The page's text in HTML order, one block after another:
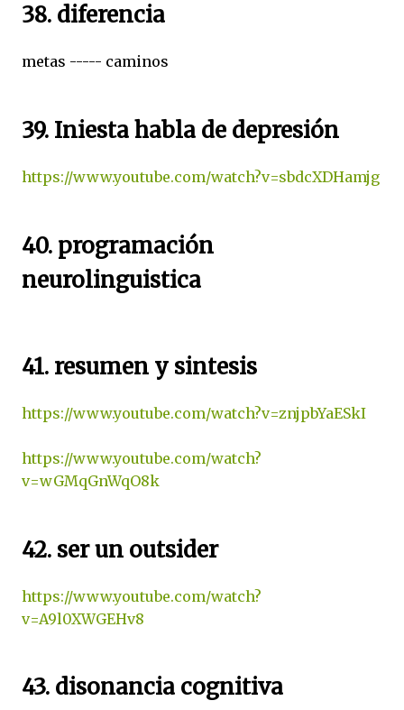
38. diferencia
metas ----- caminos
39. Iniesta habla de depresión
https://www.youtube.com/watch?v=sbdcXDHamjg
40. programación
neurolinguistica
41. resumen y sintesis
https://www.youtube.com/watch?v=znjpbYaESkI
https://www.youtube.com/watch?
v=wGMqGnWqO8k
42. ser un outsider
https://www.youtube.com/watch?
v=A9l0XWGEHv8
43. disonancia cognitiva